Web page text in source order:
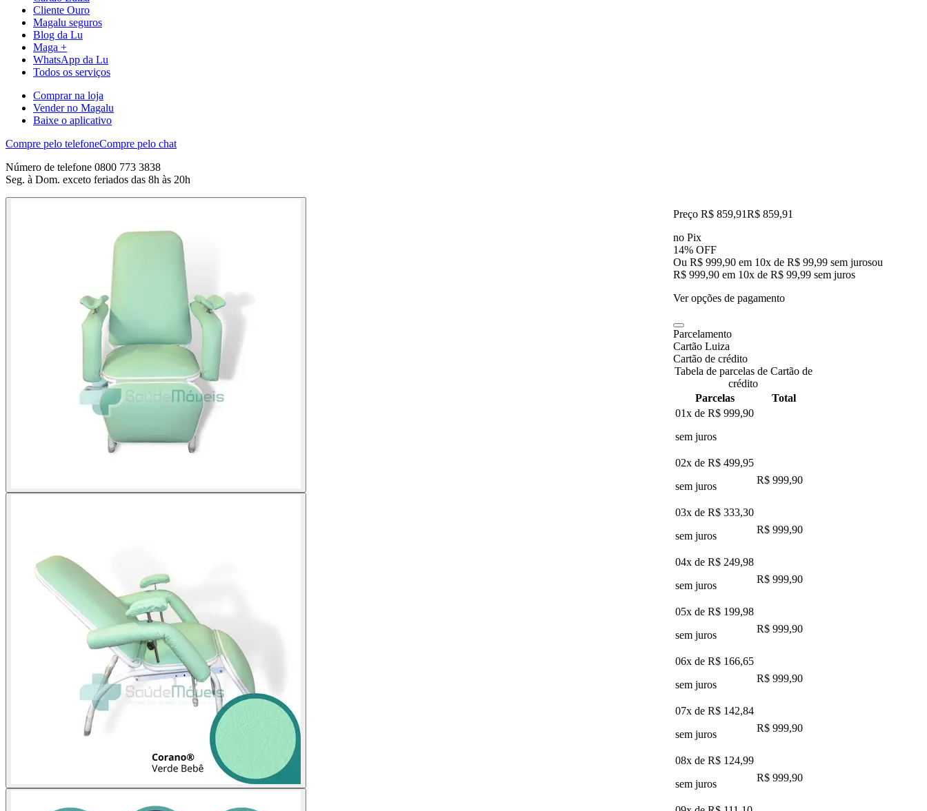
Cliente Ouro
Magalu seguros
Blog da Lu
Maga +
WhatsApp da Lu
Todos os serviços
Comprar na loja
Vender no Magalu
Baixe o aplicativo
Compre pelo telefoneCompre pelo chat
Número de telefone 0800 773 3838
Seg. à Dom. exceto feriados das 8h às 20h
Preço R$ 859,91R$ 859,91
no Pix
14% OFF
Ou R$ 999,90 em 10x de R$ 99,99 sem jurosou
R$ 999,90 em 10x de R$ 99,99 sem juros
Ver opções de pagamento
Parcelamento
Cartão Luiza
Cartão de crédito
Tabela de parcelas de Cartão de
crédito
Parcelas
Total
01x de R$ 999,90
sem juros
02x de R$ 499,95
sem juros
R$ 999,90
03x de R$ 333,30
sem juros
R$ 999,90
04x de R$ 249,98
sem juros
R$ 999,90
05x de R$ 199,98
sem juros
R$ 999,90
06x de R$ 166,65
sem juros
R$ 999,90
07x de R$ 142,84
sem juros
R$ 999,90
08x de R$ 124,99
sem juros
R$ 999,90